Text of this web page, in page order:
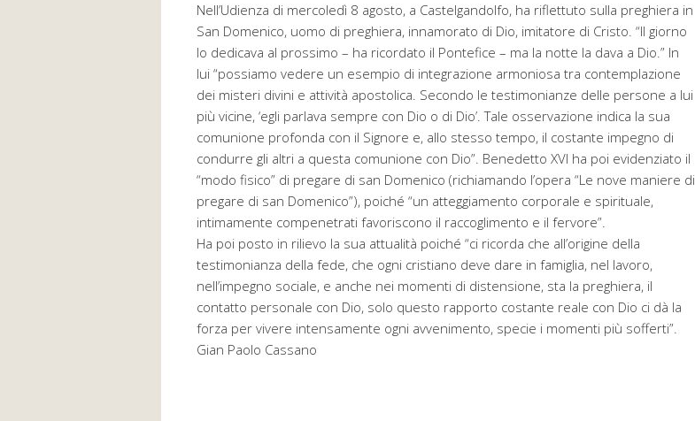
Nell’Udienza di mercoledì 8 agosto, a Castelgandolfo, ha riflettuto sulla preghiera in
San Domenico, uomo di preghiera, innamorato di Dio, imitatore di Cristo. “Il giorno
lo dedicava al prossimo – ha ricordato il Pontefice – ma la notte la dava a Dio.” In
lui “possiamo vedere un esempio di integrazione armoniosa tra contemplazione
dei misteri divini e attività apostolica. Secondo le testimonianze delle persone a lui
più vicine, ‘egli parlava sempre con Dio o di Dio’. Tale osservazione indica la sua
comunione profonda con il Signore e, allo stesso tempo, il costante impegno di
condurre gli altri a questa comunione con Dio”. Benedetto XVI ha poi evidenziato il
“modo fisico” di pregare di san Domenico (richiamando l’opera “Le nove maniere di
pregare di san Domenico”), poiché “un atteggiamento corporale e spirituale,
intimamente compenetrati favoriscono il raccoglimento e il fervore”.
Ha poi posto in rilievo la sua attualità poiché “ci ricorda che all’origine della
testimonianza della fede, che ogni cristiano deve dare in famiglia, nel lavoro,
nell’impegno sociale, e anche nei momenti di distensione, sta la preghiera, il
contatto personale con Dio, solo questo rapporto costante reale con Dio ci dà la
forza per vivere intensamente ogni avvenimento, specie i momenti più sofferti”.
Gian Paolo Cassano